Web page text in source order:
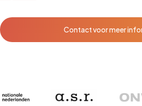
Contact voor meer